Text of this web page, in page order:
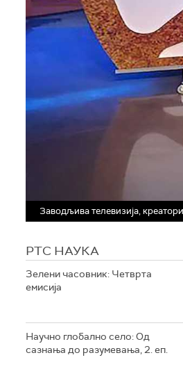
Заводљива телевизија,
РТС НАУКА
Зелени часовник: Четврта
емисија
Научно глобално село: Од
сазнања до разумевања, 2. еп.